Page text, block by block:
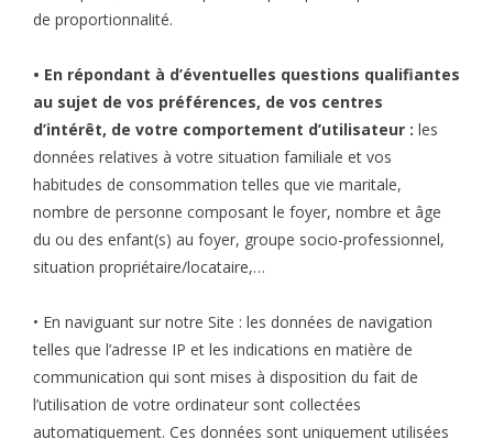
de proportionnalité.
• En répondant à d’éventuelles questions qualifiantes
au sujet de vos préférences, de vos centres
d’intérêt, de votre comportement d’utilisateur : les
données relatives à votre situation familiale et vos
habitudes de consommation telles que vie maritale,
nombre de personne composant le foyer, nombre et âge
du ou des enfant(s) au foyer, groupe socio-professionnel,
situation propriétaire/locataire,…
• En naviguant sur notre Site : les données de navigation
telles que l’adresse IP et les indications en matière de
communication qui sont mises à disposition du fait de
l’utilisation de votre ordinateur sont collectées
automatiquement. Ces données sont uniquement utilisées